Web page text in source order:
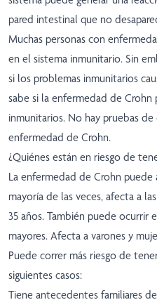
pared intestinal que no
Muchas personas con
en el sistema inmunitario. Sin
si los problemas inmunitarios
sabe si la enfermedad de
inmunitarios. No hay pruebas
enfermedad de Crohn.
¿Quiénes están en riesgo de
La enfermedad de Crohn puede
mayoría de las veces, afecta a
35 años. También puede ocurrir
mayores. Afecta a varones y
Puede correr más riesgo de
siguientes casos:
Tiene antecedentes familiares